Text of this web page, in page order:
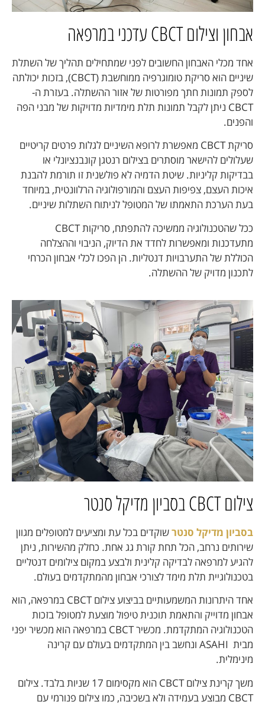
אבחון וצילום CBCT עדכני במרפאה
אחד מכלי האבחון החשובים לפני שמתחילים תהליך של השתלת
שיניים הוא סריקת טומוגרפיה ממוחשבת (CBCT), בזכות יכולתה
לספק תמונות חתך מפורטות של אזור ההשתלה. בעזרת ה-
CBCT ניתן לקבל תמונות תלת מימדיות מדויקות של מבני הפה
והפנים.
סריקת CBCT מאפשרת לרופא השיניים לגלות פרטים קריטיים
שעלולים להישאר מוסתרים בצילום רנטגן קונבנציונלי או
בבדיקות קליניות. שיטת הדמיה לא פולשנית זו תורמת להבנת
איכות העצם, צפיפות העצם והמורפולוגיה הרלוונטית, במיוחד
בעת הערכת התאמתו של המטופל לניתוח השתלות שיניים.
ככל שהטכנולוגיה ממשיכה להתפתח, סריקות CBCT
מתעדכנות ומאפשרות לחדד את הדיוק, הניבוי וההצלחה
הכוללת של התערבויות דנטליות. הן הפכו לכלי אבחון הכרחי
לתכנון מדויק של ההשתלה.
צילום CBCT בסביון מדיקל סנטר
בסביון מדיקל סנטרשוקדים בכל עת ומציעים למטופלים מגוון
שירותים נרחב, הכל תחת קורת גג אחת. כחלק מהשירות, ניתן
להגיע למרפאה לבדיקה קלינית ולבצע במקום צילומים דנטליים
בטכנולוגיית תלת מימד לצורכי אבחון מהמתקדמים בעולם.
אחד היתרונות המשמעותיים בביצוע צילום CBCT במרפאה, הוא
אבחון מדוייק והתאמת תוכנית טיפול מוצעת למטופל בזכות
הטכנולוגיה המתקדמת. מכשיר CBCT במרפאה הוא
מכשיר יפני
מבית ASAHI
ונחשב בין המתקדמים בעולם עם קרינה
מינימלית.
משך קרינת צילום CBCT הוא מקסימום 17 שניות בלבד. צילום
CBCT מבוצע בעמידה ולא בשכיבה, כמו צילום פנורמי עם